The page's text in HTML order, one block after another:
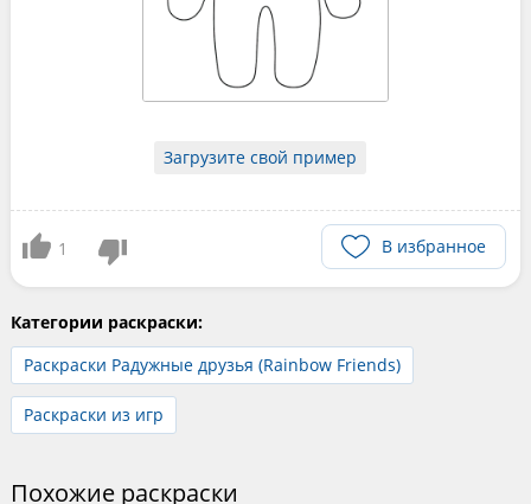
Загрузите свой пример
1 В избранное
Категории раскраски:
Раскраски Радужные друзья (Rainbow Friends)
Раскраски из игр
Похожие раскраски